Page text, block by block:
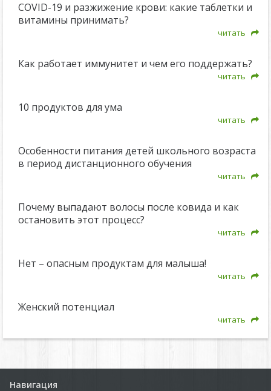
COVID-19 и разжижение крови: какие таблетки и
витамины принимать?
читать
Как работает иммунитет и чем его поддержать?
читать
10 продуктов для ума
читать
Особенности питания детей школьного возраста
в период дистанционного обучения
читать
Почему выпадают волосы после ковида и как
остановить этот процесс?
читать
Нет – опасным продуктам для малыша!
читать
Женский потенциал
читать
Навигация